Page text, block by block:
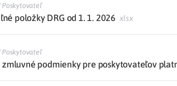
Poskytovateľ
položky DRG od 1. 1. 2026 xlsx
Poskytovateľ
zmluvné podmienky pre poskytovateľov